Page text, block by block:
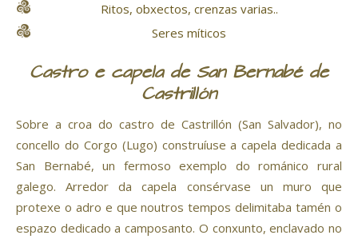
Ritos, obxectos, crenzas varias..
Seres míticos
Castro e capela de San Bernabé de
Castrillón
Sobre a croa do castro de Castrillón (San Salvador), no
concello do Corgo (Lugo) construíuse a capela dedicada a
San Bernabé, un fermoso exemplo do románico rural
galego. Arredor da capela consérvase un muro que
protexe o adro e que noutros tempos delimitaba tamén o
espazo dedicado a camposanto. O conxunto, enclavado no